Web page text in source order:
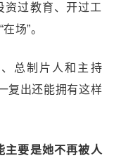
资过教育、开过工
场”。
总制片人和主持
复出还能拥有这样
主要是她不再被人